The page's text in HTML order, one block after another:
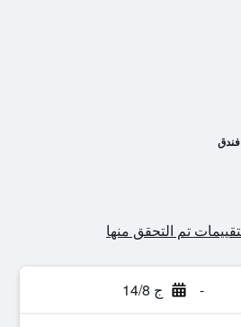
فندق
- ج 14/8